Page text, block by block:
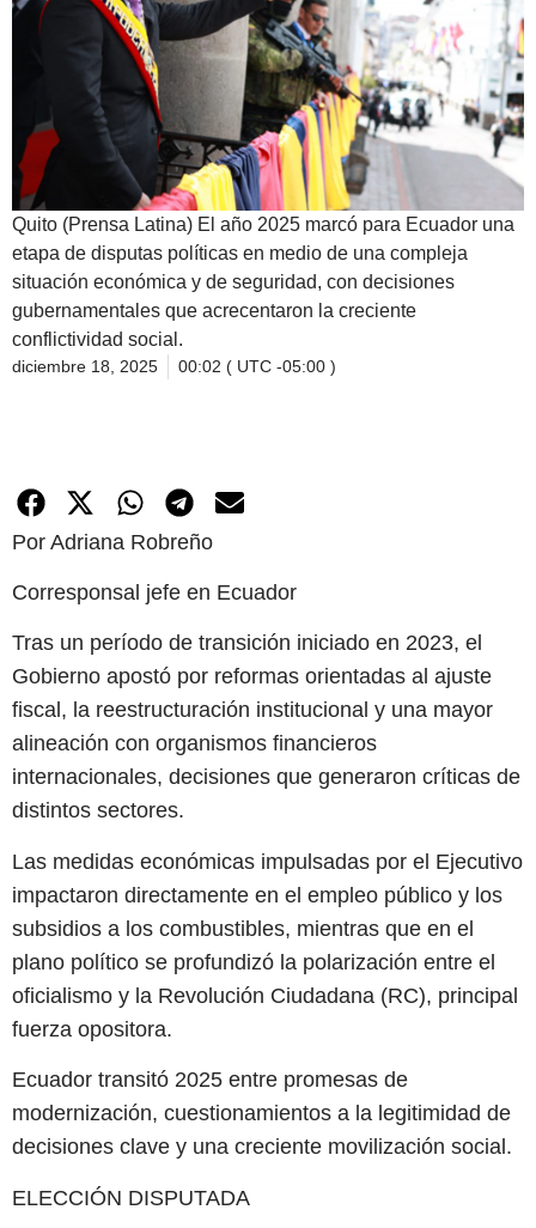
Quito (Prensa Latina) El año 2025 marcó para Ecuador una
etapa de disputas políticas en medio de una compleja
situación económica y de seguridad, con decisiones
gubernamentales que acrecentaron la creciente
conflictividad social.
diciembre 18, 2025 00:02 ( UTC -05:00 )
Por Adriana Robreño
Corresponsal jefe en Ecuador
Tras un período de transición iniciado en 2023, el
Gobierno apostó por reformas orientadas al ajuste
fiscal, la reestructuración institucional y una mayor
alineación con organismos financieros
internacionales, decisiones que generaron críticas de
distintos sectores.
Las medidas económicas impulsadas por el Ejecutivo
impactaron directamente en el empleo público y los
subsidios a los combustibles, mientras que en el
plano político se profundizó la polarización entre el
oficialismo y la Revolución Ciudadana (RC), principal
fuerza opositora.
Ecuador transitó 2025 entre promesas de
modernización, cuestionamientos a la legitimidad de
decisiones clave y una creciente movilización social.
ELECCIÓN DISPUTADA